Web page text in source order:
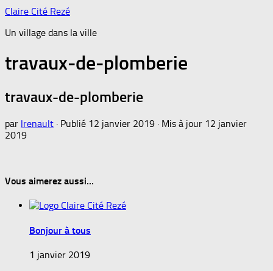
Claire Cité Rezé
Un village dans la ville
travaux-de-plomberie
travaux-de-plomberie
par lrenault · Publié 12 janvier 2019 · Mis à jour 12 janvier
2019
Vous aimerez aussi...
Bonjour à tous
1 janvier 2019